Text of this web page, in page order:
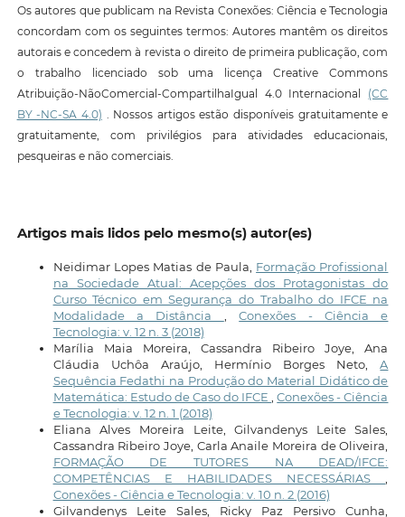
Os autores que publicam na Revista Conexões: Ciência e Tecnologia
concordam com os seguintes termos: Autores mantêm os direitos
autorais e concedem à revista o direito de primeira publicação, com
o trabalho licenciado sob uma licença Creative Commons
Atribuição-NãoComercial-CompartilhaIgual 4.0 Internacional (CC
BY -NC-SA 4.0) . Nossos artigos estão disponíveis gratuitamente e
gratuitamente, com privilégios para atividades educacionais,
pesqueiras e não comerciais.
Artigos mais lidos pelo mesmo(s) autor(es)
Neidimar Lopes Matias de Paula, Formação Profissional
na Sociedade Atual: Acepções dos Protagonistas do
Curso Técnico em Segurança do Trabalho do IFCE na
Modalidade a Distância
,Conexões - Ciência e
Tecnologia: v. 12 n. 3 (2018)
Marília Maia Moreira, Cassandra Ribeiro Joye, Ana
Cláudia Uchôa Araújo, Hermínio Borges Neto,A
Sequência Fedathi na Produção do Material Didático de
Matemática: Estudo de Caso do IFCE
,Conexões - Ciência
e Tecnologia: v. 12 n. 1 (2018)
Eliana Alves Moreira Leite, Gilvandenys Leite Sales,
Cassandra Ribeiro Joye, Carla Anaile Moreira de Oliveira,
FORMAÇÃO DE TUTORES NA DEAD/IFCE:
COMPETÊNCIAS E HABILIDADES NECESSÁRIAS
Conexões - Ciência e Tecnologia: v. 10 n. 2 (2016)
Gilvandenys Leite Sales, Ricky Paz Persivo Cunha,